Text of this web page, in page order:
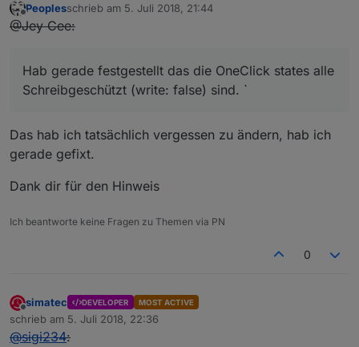
Offline
Peoplesschrieb am 5. Juli 2018, 21:44
zuletzt editiert von
@Jey Cee:
Hab gerade festgestellt das die OneClick states alle
Schreibgeschützt (write: false) sind. `
Das hab ich tatsächlich vergessen zu ändern, hab ich
gerade gefixt.
Dank dir für den Hinweis
Ich beantworte keine Fragen zu Themen via PN
0
Offline
simatec DEVELOPER MOST ACTIVE
schrieb am 5. Juli 2018, 22:36
zuletzt editiert von
@sigi234: